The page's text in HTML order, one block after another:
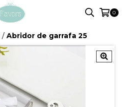
0
/ Abridor de garrafa 25